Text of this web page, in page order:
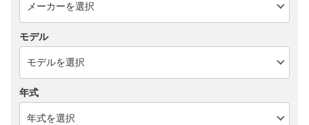
モデル
年式